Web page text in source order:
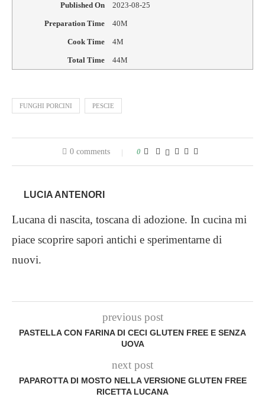
Published On 2023-08-25
Preparation Time 40M
Cook Time 4M
Total Time 44M
FUNGHI PORCINI PESCIE
0 comments 0
LUCIA ANTENORI
Lucana di nascita, toscana di adozione. In cucina mi
piace scoprire sapori antichi e sperimentarne di
nuovi.
previous post
PASTELLA CON FARINA DI CECI GLUTEN FREE E SENZA
UOVA
next post
PAPAROTTA DI MOSTO NELLA VERSIONE GLUTEN FREE
RICETTA LUCANA